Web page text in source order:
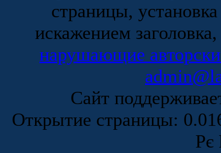
страницы,
искажением
нарушающие
Сайт
Открытие страницы:
Рє